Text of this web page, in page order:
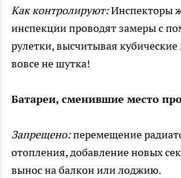
Как контролируют:Инспекторы
инспекции проводят замеры с
рулетки, высчитывая
вовсе не шутка!
Батареи, сменившие место
Запрещено:перемещение
отопления, добавление новых
вынос на балкон или лоджию.